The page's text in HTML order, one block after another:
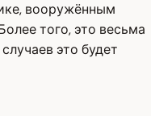
вооружённым
того, это весьма
это будет